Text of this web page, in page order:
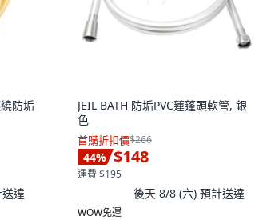
防垢
達
JEIL BATH 防垢PVC蓮蓬頭軟管, 銀
色
首購折扣價$266
44% $148
運費 $195
後天 8/8 (六) 預計送達
WOW免運